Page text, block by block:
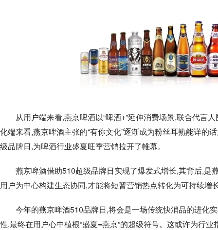
从用户端来看,燕京啤酒以“啤酒+”延伸消费场景,联合代言
化端来看,燕京啤酒主张的“有你文化”逐渐成为粉丝耳熟能详的
级品牌日,为啤酒行业盛夏旺季营销拉开了帷幕。
燕京啤酒借助510超级品牌日实现了爆发式增长,其背后,
用户为中心构建生态协同,才能将短暂营销热点转化为可持续增
今年的燕京啤酒510品牌日,将会是一场传统快消品的进化
性,最终在用户心中植根“盛夏=燕京”的超级符号。这或许为行